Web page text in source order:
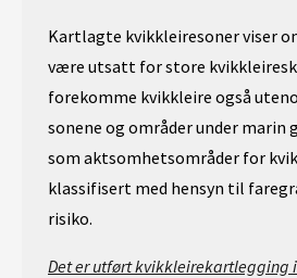
Kartlagte kvikkleiresoner viser
være utsatt for store
forekomme kvikkleire også
sonene og områder under marin
som aktsomhetsområder for
klassifisert med hensyn til
risiko.
Det er utført kvikkleirekartlegging